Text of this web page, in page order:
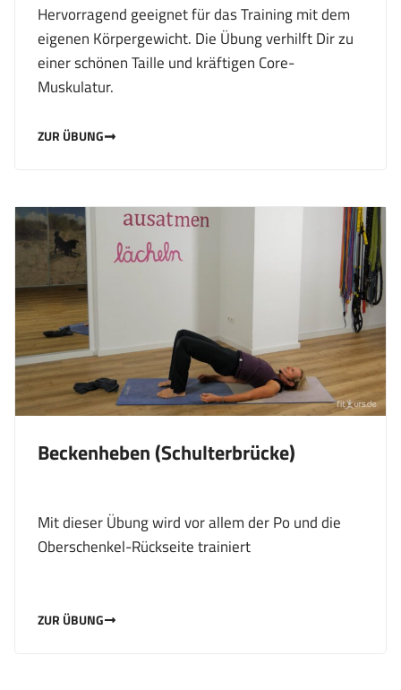
Hervorragend geeignet für das Training mit dem
eigenen Körpergewicht. Die Übung verhilft Dir zu
einer schönen Taille und kräftigen Core-
Muskulatur.
ZUR ÜBUNG
Beckenheben (Schulterbrücke)
Mit dieser Übung wird vor allem der Po und die
Oberschenkel-Rückseite trainiert
ZUR ÜBUNG